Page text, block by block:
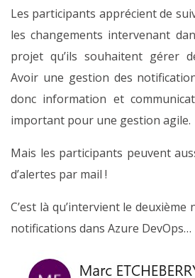
Les participants apprécient de
les changements intervenant
projet qu’ils souhaitent gérer
Avoir une gestion des
donc information et
important pour une gestion agile.
Mais les participants peuvent
d’alertes par mail !
C’est là qu’intervient le deuxième
notifications dans Azure DevOps…